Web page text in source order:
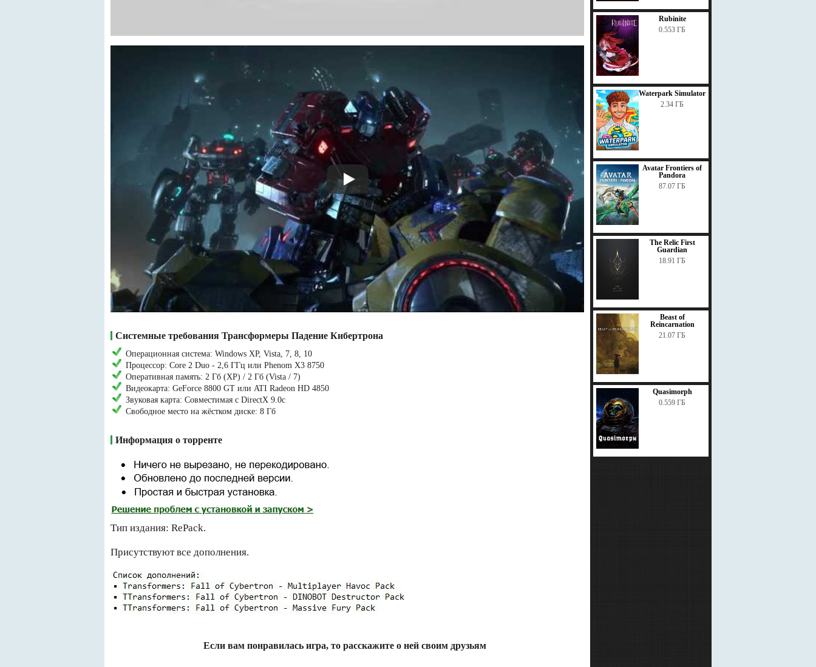
Системные требования Трансформеры Падение Кибертрона
Операционная система: Windows XP, Vista, 7, 8, 10
Процессор: Core 2 Duo - 2,6 ГГц или Phenom X3 8750
Оперативная память: 2 Гб (XP) / 2 Гб (Vista / 7)
Видеокарта: GeForce 8800 GT или ATI Radeon HD 4850
Звуковая карта: Совместимая с DirectX 9.0c
Свободное место на жёстком диске: 8 Гб
Информация о торренте
Тип издания: RePack.
Присутствуют все дополнения.
Если вам понравилась игра, то расскажите о ней своим друзьям
Rubinite
0.553 ГБ
Waterpark Simulator
2.34 ГБ
Avatar Frontiers of
Pandora
87.07 ГБ
The Relic First
Guardian
18.91 ГБ
Beast of
Reincarnation
21.07 ГБ
Quasimorph
0.559 ГБ